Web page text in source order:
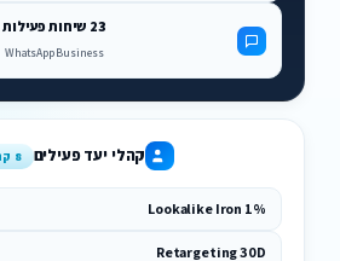
23 שיחות פעילות
WhatsApp Business
קהלי יעד פעילים 8 קהלים
Lookalike Iron 1%
Retargeting 30D